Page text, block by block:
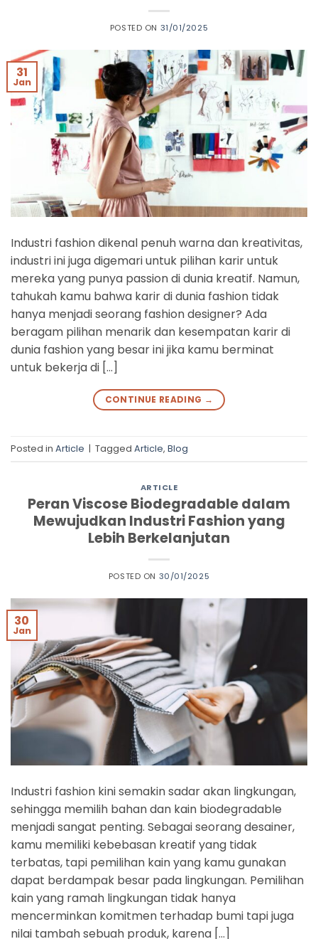
POSTED ON 31/01/2025
31
Jan
Industri fashion dikenal penuh warna dan kreativitas,
industri ini juga digemari untuk pilihan karir untuk
mereka yang punya passion di dunia kreatif. Namun,
tahukah kamu bahwa karir di dunia fashion tidak
hanya menjadi seorang fashion designer? Ada
beragam pilihan menarik dan kesempatan karir di
dunia fashion yang besar ini jika kamu berminat
untuk bekerja di […]
CONTINUE READING →
Posted in Article | Tagged Article, Blog
ARTICLE
Peran Viscose Biodegradable dalam
Mewujudkan Industri Fashion yang
Lebih Berkelanjutan
POSTED ON 30/01/2025
30
Jan
Industri fashion kini semakin sadar akan lingkungan,
sehingga memilih bahan dan kain biodegradable
menjadi sangat penting. Sebagai seorang desainer,
kamu memiliki kebebasan kreatif yang tidak
terbatas, tapi pemilihan kain yang kamu gunakan
dapat berdampak besar pada lingkungan. Pemilihan
kain yang ramah lingkungan tidak hanya
mencerminkan komitmen terhadap bumi tapi juga
nilai tambah sebuah produk, karena […]